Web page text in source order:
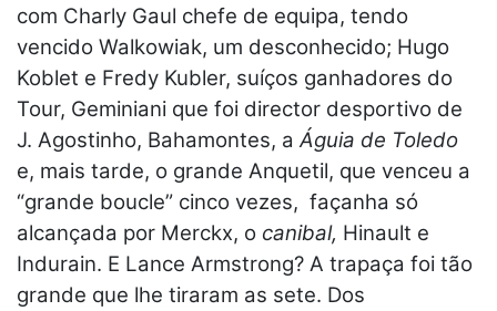
com Charly Gaul chefe de equipa, tendo
vencido Walkowiak, um desconhecido; Hugo
Koblet e Fredy Kubler, suíços ganhadores do
Tour, Geminiani que foi director desportivo de
J. Agostinho, Bahamontes, aÁguia de Toledo
e, mais tarde, o grande Anquetil, que venceu a
“grande boucle” cinco vezes, façanha só
alcançada por Merckx, o canibal, Hinault e
Indurain. E Lance Armstrong? A trapaça foi tão
grande que lhe tiraram as sete. Dos